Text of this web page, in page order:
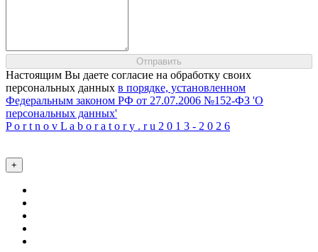
Настоящим Вы даете согласие на обработку своих
персональных данных в порядке, установленном
Федеральным законом РФ от 27.07.2006 №152-ФЗ 'О
персональных данных'
P o r t n o v L a b o r a t o r y . r u 2 0 1 3 - 2 0 2 6
+